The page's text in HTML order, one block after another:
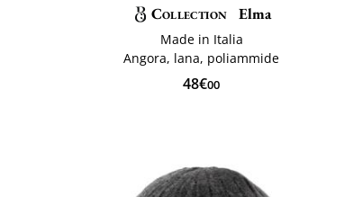
Collection Elma
Made in Italia
Angora, lana, poliammide
48€00